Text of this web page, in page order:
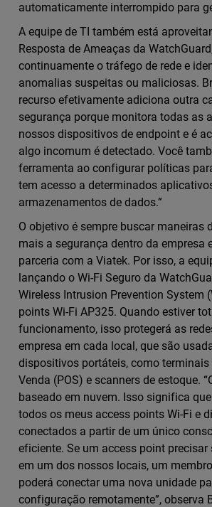
automaticamente interrompido para
A equipe de TI também está
Resposta de Ameaças da
continuamente o tráfego de rede e
anomalias suspeitas ou maliciosas.
recurso efetivamente adiciona outra
segurança porque monitora todas as
nossos dispositivos de endpoint e é
algo incomum é detectado. Você
ferramenta ao configurar políticas
tem acesso a determinados
armazenamentos de dados.”
O objetivo é sempre buscar maneiras
mais a segurança dentro da empresa
parceria com a Viatek. Por isso, a
lançando o Wi-Fi Seguro da
Wireless Intrusion Prevention System
points Wi-Fi AP325. Quando estiver
funcionamento, isso protegerá as
empresa em cada local, que são
dispositivos portáteis, como terminais
Venda (POS) e scanners de estoque.
baseado em nuvem. Isso significa
todos os meus access points Wi-Fi e
conectados a partir de um único
eficiente. Se um access point
em um dos nossos locais, um
poderá conectar uma nova unidade
configuração remotamente”, observa